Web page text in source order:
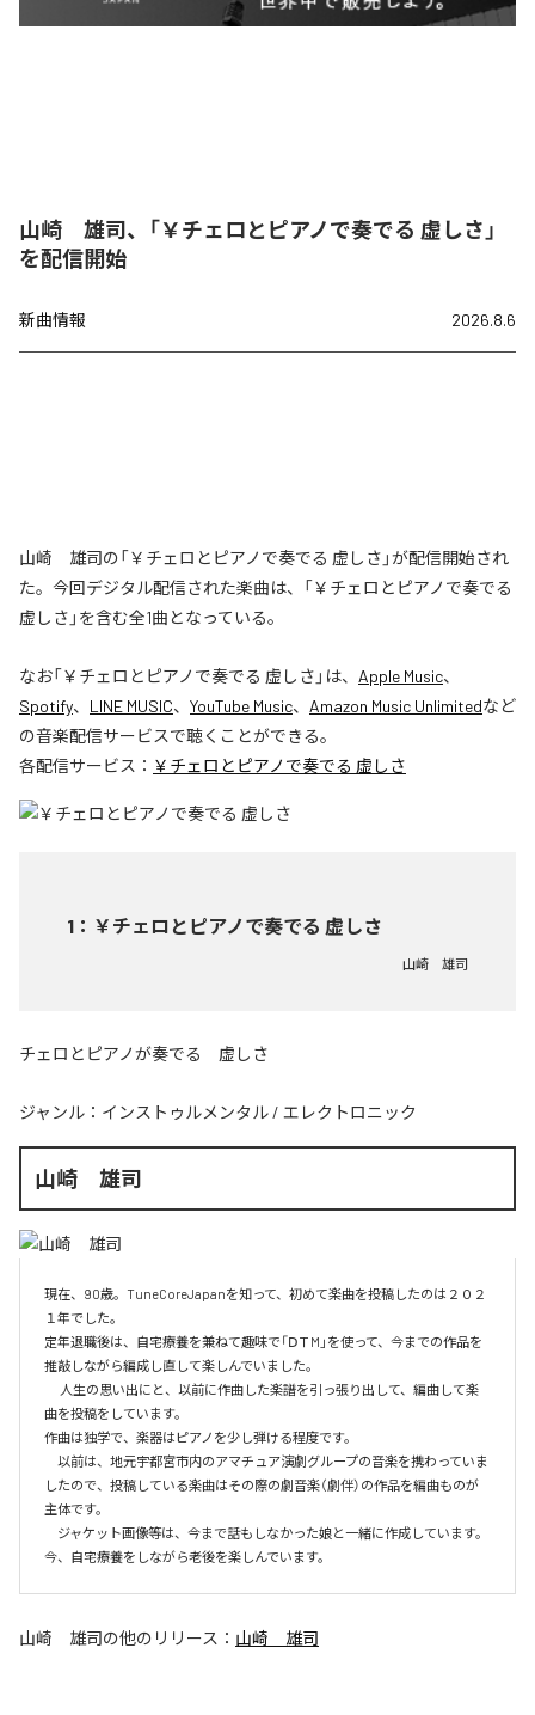
山崎 雄司、「￥チェロとピアノで奏でる 虚しさ」
を配信開始
新曲情報 2026.8.6
山崎 雄司の「￥チェロとピアノで奏でる 虚しさ」が配信開始され
た。今回デジタル配信された楽曲は、「￥チェロとピアノで奏でる
虚しさ」を含む全1曲となっている。
なお「￥チェロとピアノで奏でる 虚しさ 」は、 Apple Music、
Spotify、 LINE MUSIC、 YouTube Music、 Amazon Music Unlimitedなど
の音楽配信サービスで聴くことができる。
各配信サービス： ￥チェロとピアノで奏でる 虚しさ
1 ： ￥チェロとピアノで奏でる 虚しさ
山崎 雄司
チェロとピアノが奏でる 虚しさ
ジャンル： インストゥルメンタル / エレクトロニック
山崎 雄司
現在、90歳。TuneCoreJapanを知って、初めて楽曲を投稿したのは２０２
１年でした。
定年退職後は、自宅療養を兼ねて趣味で「ⅮＴM」を使って、今までの作品を
推敲しながら編成し直して楽しんでいました。
人生の思い出にと、以前に作曲した楽譜を引っ張り出して、編曲して楽
曲を投稿をしています。
作曲は独学で、楽器はピアノを少し弾ける程度です。
以前は、地元宇都宮市内のアマチュア演劇グループの音楽を携わっていま
したので、投稿している楽曲はその際の劇音楽（劇伴）の作品を編曲ものが
主体です。
ジャケット画像等は、今まで話もしなかった娘と一緒に作成しています。
今、自宅療養をしながら老後を楽しんでいます。
山崎 雄司の他のリリース： 山崎 雄司